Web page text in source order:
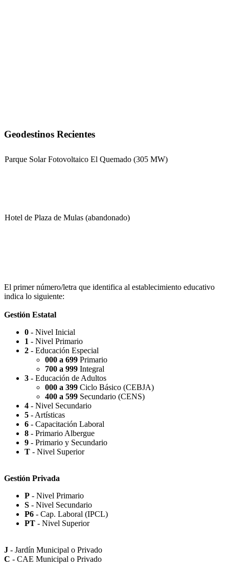
Geodestinos Recientes
Parque Solar Fotovoltaico El Quemado (305 MW)
Hotel de Plaza de Mulas (abandonado)
Capilla Beato Carlo Acutis (en construcción)
Patio del Centro
Rotonda Paso
Paseo Virgen de la Carrodilla - Patrona de los Viñedos
El primer número/letra que identifica al establecimiento educativo
indica lo siguiente:
Gestión Estatal
0 - Nivel Inicial
1 - Nivel Primario
2 - Educación Especial
000 a 699 Primario
700 a 999 Integral
3 - Educación de Adultos
000 a 399 Ciclo Básico (CEBJA)
400 a 599 Secundario (CENS)
4 - Nivel Secundario
5 - Artísticas
6 - Capacitación Laboral
8 - Primario Albergue
9 - Primario y Secundario
T - Nivel Superior
Gestión Privada
P - Nivel Primario
S - Nivel Secundario
P6 - Cap. Laboral (IPCL)
PT - Nivel Superior
J - Jardín Municipal o Privado
C - CAE Municipal o Privado